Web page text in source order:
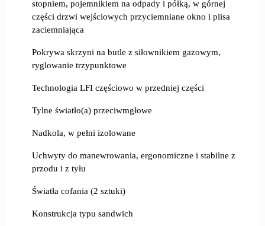
stopniem, pojemnikiem na odpady i półką, w górnej
części drzwi wejściowych przyciemniane okno i plisa
zaciemniająca
Pokrywa skrzyni na butle z siłownikiem gazowym,
ryglowanie trzypunktowe
Technologia LFI częściowo w przedniej części
Tylne światło(a) przeciwmgłowe
Nadkola, w pełni izolowane
Uchwyty do manewrowania, ergonomiczne i stabilne z
przodu i z tyłu
Światła cofania (2 sztuki)
Konstrukcja typu sandwich